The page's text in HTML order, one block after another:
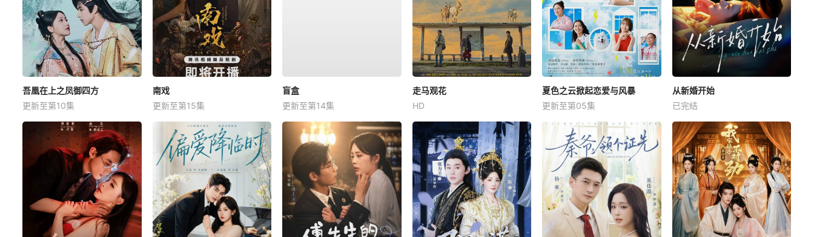
吾凰在上之凤御四方
更新至第10集
南戏
更新至第15集
盲盒
更新至第14集
走马观花
HD
夏色之云掀起恋爱与风暴
更新至第05集
从新婚开始
已完结